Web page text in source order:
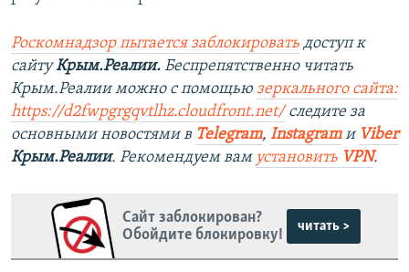
Роскомнадзор пытается заблокировать доступ к
сайтуКрым.Реалии. Беспрепятственно читать
Крым.Реалии можно с помощью зеркального сайта:
https://d2fwpgrgqvtlhz.cloudfront.net/следите за
основными новостями в Telegram, Instagramи Viber
Крым.Реалии. Рекомендуем вам установить VPN.
Сайт заблокирован?
Обойдите блокировку!
читать >